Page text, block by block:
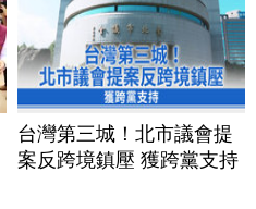
台灣第三城！北市議會提
案反跨境鎮壓 獲跨黨支持